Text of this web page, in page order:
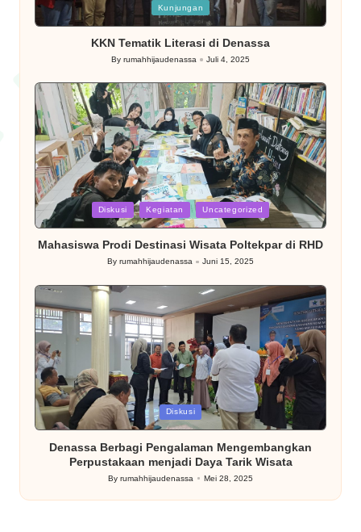
Posted
in
Kunjungan
KKN Tematik Literasi di Denassa
Posted
By rumahhijaudenassa Juli 4, 2025
Posted
in
Diskusi Kegiatan Uncategorized
Mahasiswa Prodi Destinasi Wisata Poltekpar di RHD
Posted
By rumahhijaudenassa Juni 15, 2025
Posted
in
Diskusi
Denassa Berbagi Pengalaman Mengembangkan
Perpustakaan menjadi Daya Tarik Wisata
Posted
by
Byrumahhijaudenassa Mei 28, 2025